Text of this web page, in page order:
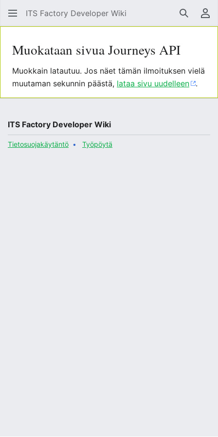
ITS Factory Developer Wiki Hae
Muokataan sivua Journeys API
Muokkain latautuu. Jos näet tämän ilmoituksen vielä
muutaman sekunnin päästä, lataa sivu uudelleen .
ITS Factory Developer Wiki
Tietosuojakäytäntö Työpöytä